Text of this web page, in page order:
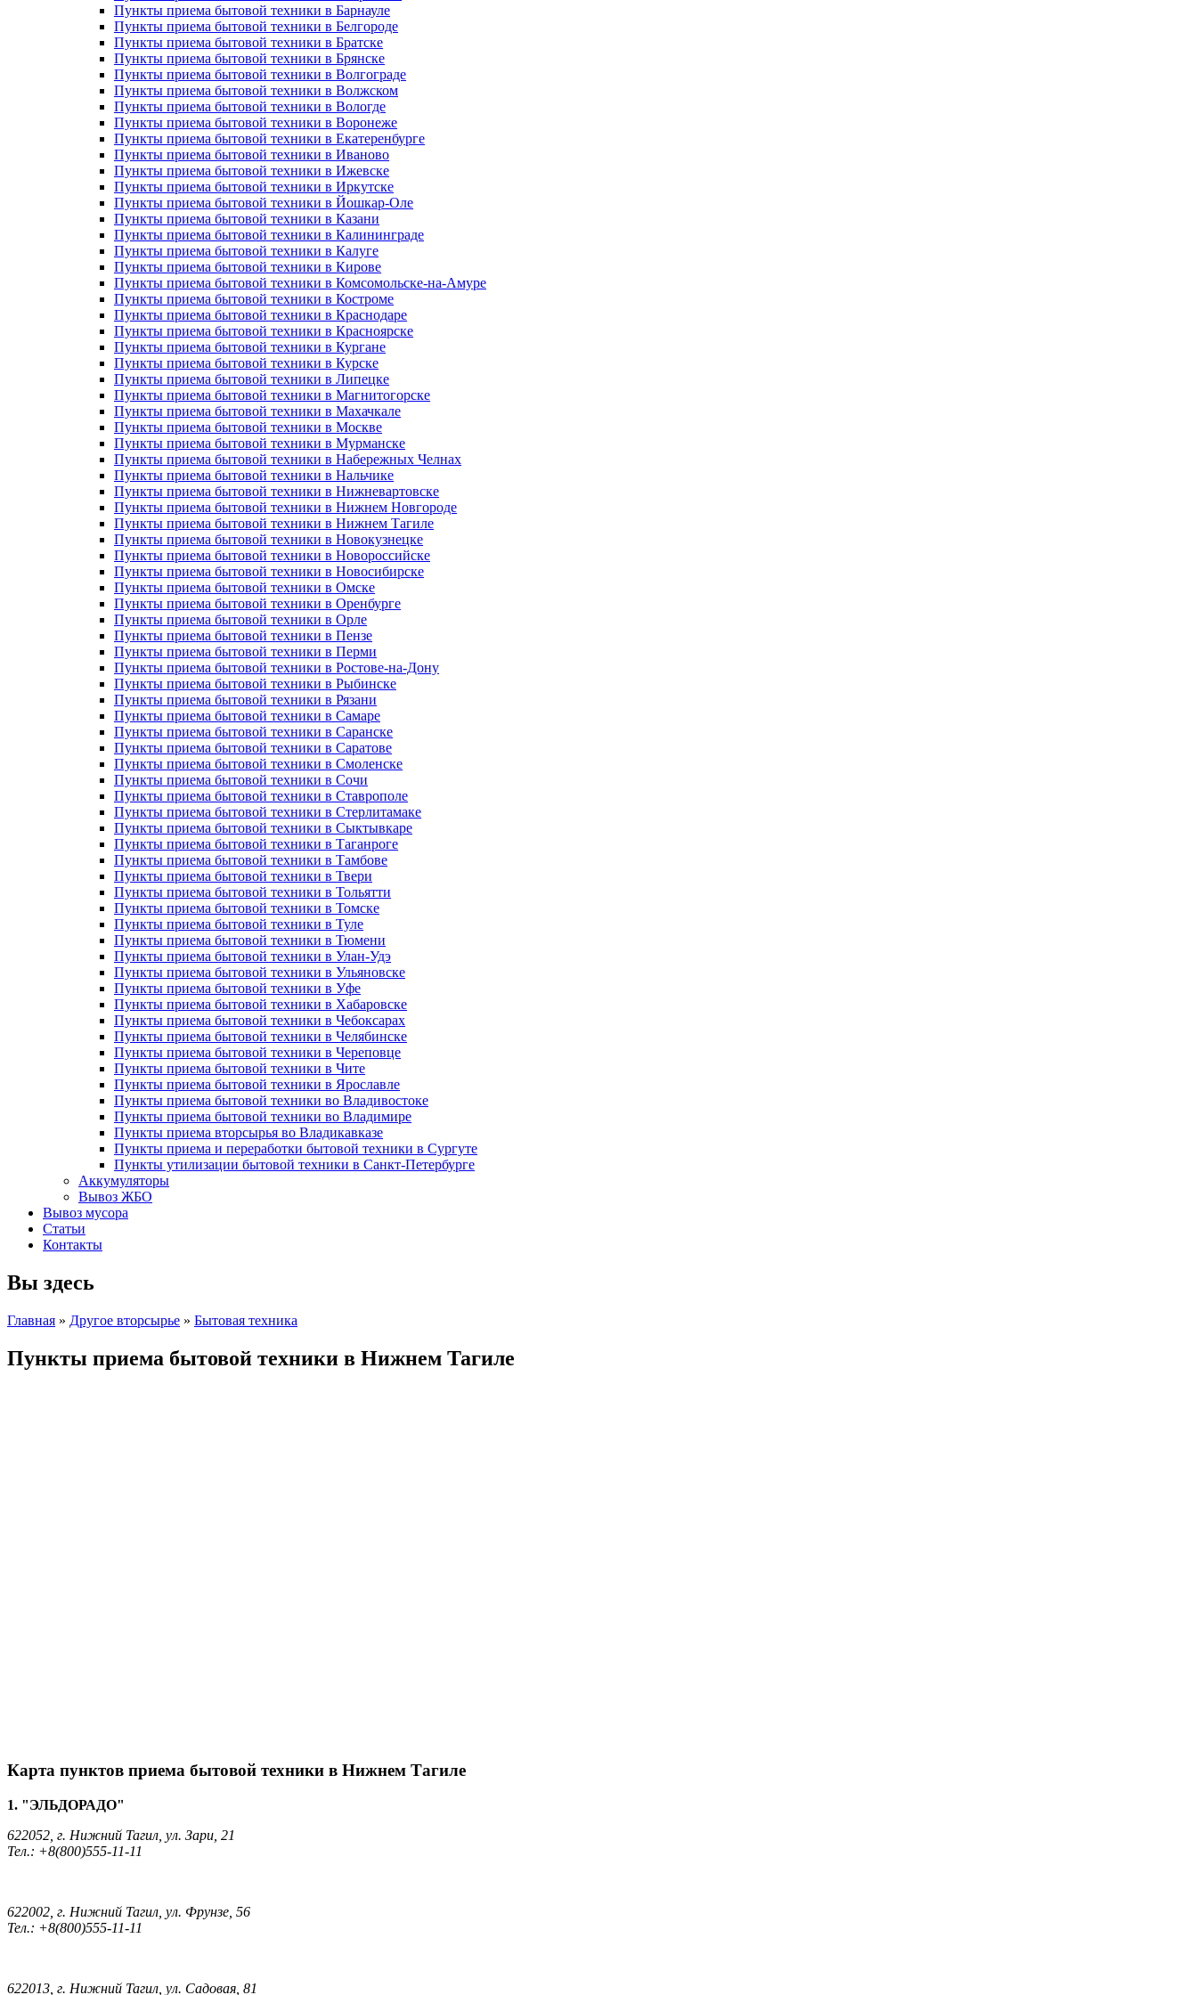
Пункты приема бытовой техники в Барнауле
Пункты приема бытовой техники в Белгороде
Пункты приема бытовой техники в Братске
Пункты приема бытовой техники в Брянске
Пункты приема бытовой техники в Волгограде
Пункты приема бытовой техники в Волжском
Пункты приема бытовой техники в Вологде
Пункты приема бытовой техники в Воронеже
Пункты приема бытовой техники в Екатеренбурге
Пункты приема бытовой техники в Иваново
Пункты приема бытовой техники в Ижевске
Пункты приема бытовой техники в Иркутске
Пункты приема бытовой техники в Йошкар-Оле
Пункты приема бытовой техники в Казани
Пункты приема бытовой техники в Калининграде
Пункты приема бытовой техники в Калуге
Пункты приема бытовой техники в Кирове
Пункты приема бытовой техники в Комсомольске-на-Амуре
Пункты приема бытовой техники в Костроме
Пункты приема бытовой техники в Краснодаре
Пункты приема бытовой техники в Красноярске
Пункты приема бытовой техники в Кургане
Пункты приема бытовой техники в Курске
Пункты приема бытовой техники в Липецке
Пункты приема бытовой техники в Магнитогорске
Пункты приема бытовой техники в Махачкале
Пункты приема бытовой техники в Москве
Пункты приема бытовой техники в Мурманске
Пункты приема бытовой техники в Набережных Челнах
Пункты приема бытовой техники в Нальчике
Пункты приема бытовой техники в Нижневартовске
Пункты приема бытовой техники в Нижнем Новгороде
Пункты приема бытовой техники в Нижнем Тагиле
Пункты приема бытовой техники в Новокузнецке
Пункты приема бытовой техники в Новороссийске
Пункты приема бытовой техники в Новосибирске
Пункты приема бытовой техники в Омске
Пункты приема бытовой техники в Оренбурге
Пункты приема бытовой техники в Орле
Пункты приема бытовой техники в Пензе
Пункты приема бытовой техники в Перми
Пункты приема бытовой техники в Ростове-на-Дону
Пункты приема бытовой техники в Рыбинске
Пункты приема бытовой техники в Рязани
Пункты приема бытовой техники в Самаре
Пункты приема бытовой техники в Саранске
Пункты приема бытовой техники в Саратове
Пункты приема бытовой техники в Смоленске
Пункты приема бытовой техники в Сочи
Пункты приема бытовой техники в Ставрополе
Пункты приема бытовой техники в Стерлитамаке
Пункты приема бытовой техники в Сыктывкаре
Пункты приема бытовой техники в Таганроге
Пункты приема бытовой техники в Тамбове
Пункты приема бытовой техники в Твери
Пункты приема бытовой техники в Тольятти
Пункты приема бытовой техники в Томске
Пункты приема бытовой техники в Туле
Пункты приема бытовой техники в Тюмени
Пункты приема бытовой техники в Улан-Удэ
Пункты приема бытовой техники в Ульяновске
Пункты приема бытовой техники в Уфе
Пункты приема бытовой техники в Хабаровске
Пункты приема бытовой техники в Чебоксарах
Пункты приема бытовой техники в Челябинске
Пункты приема бытовой техники в Череповце
Пункты приема бытовой техники в Чите
Пункты приема бытовой техники в Ярославле
Пункты приема бытовой техники во Владивостоке
Пункты приема бытовой техники во Владимире
Пункты приема вторсырья во Владикавказе
Пункты приема и переработки бытовой техники в Сургуте
Пункты утилизации бытовой техники в Санкт-Петербурге
Аккумуляторы
Вывоз ЖБО
Вывоз мусора
Статьи
Контакты
Вы здесь
Главная » Другое вторсырье » Бытовая техника
Пункты приема бытовой техники в Нижнем Тагиле
Карта пунктов приема бытовой техники в Нижнем Тагиле
1. "ЭЛЬДОРАДО"
622052, г. Нижний Тагил, ул. Зари, 21
Тел.: +8(800)555-11-11
622002, г. Нижний Тагил, ул. Фрунзе, 56
Тел.: +8(800)555-11-11
622013, г. Нижний Тагил, ул. Садовая, 81